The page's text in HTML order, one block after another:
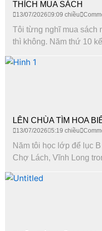
THÍCH MUA SÁCH
13/07/2026 9:09 chiều
Tôi từng nghĩ mua sách
thì không. Năm thứ 10
LÊN CHÙA TÌM HOA
13/07/2026 5:19 chiều
Năm tôi học lớp để lục
Chợ Lách, Vĩnh Long